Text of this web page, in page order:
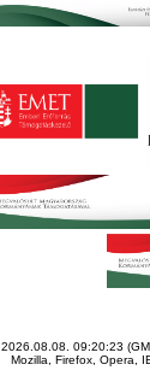
2026.08.08. 09:20:23
Mozilla, Firefox, Opera,